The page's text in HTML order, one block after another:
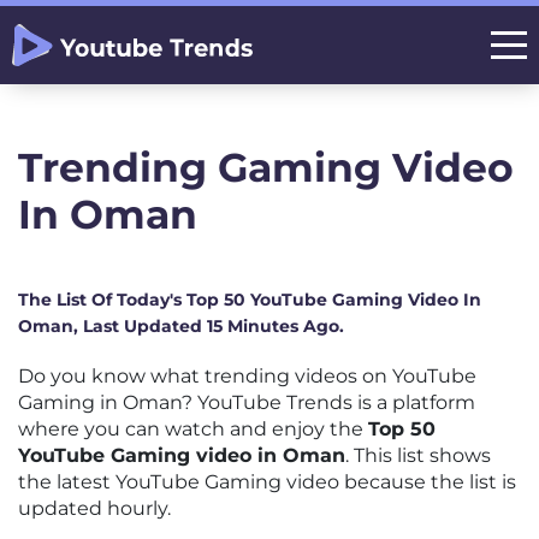
Trending Gaming Video
In Oman
The List Of Today's Top 50 YouTube Gaming Video In
Oman, Last Updated 15 Minutes Ago.
Do you know what trending videos on YouTube
Gaming in Oman? YouTube Trends is a platform
where you can watch and enjoy the Top 50
YouTube Gaming video in Oman. This list shows
the latest YouTube Gaming video because the list is
updated hourly.